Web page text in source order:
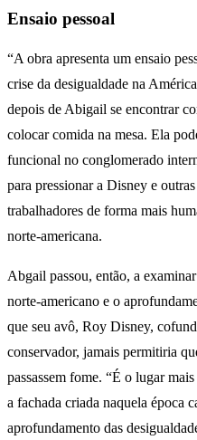
Ensaio pessoal
“A obra apresenta um ensaio
crise da desigualdade na
depois de Abigail se encontrar
colocar comida na mesa. Ela
funcional no conglomerado
para pressionar a Disney e
trabalhadores de forma mais
norte-americana.
Abgail passou, então, a
norte-americano e o
que seu avô, Roy Disney,
conservador, jamais permitiria
passassem fome. “É o lugar
a fachada criada naquela época
aprofundamento das